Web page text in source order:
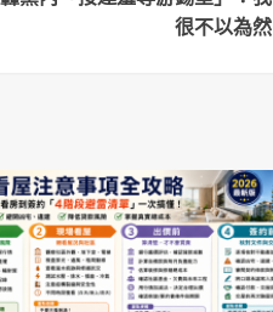
很不以為然